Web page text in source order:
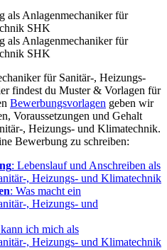
als Anlagenmechaniker für
SHK
als Anlagenmechaniker für
SHK
für Sanitär-, Heizungs-
findest du Muster & Vorlagen für
Bewerbungsvorlagen geben wir
Voraussetzungen und Gehalt
, Heizungs- und Klimatechnik.
Bewerbung zu schreiben:
: Lebenslauf und Anschreiben als
, Heizungs- und Klimatechnik
: Was macht ein
, Heizungs- und
ich mich als
, Heizungs- und Klimatechnik